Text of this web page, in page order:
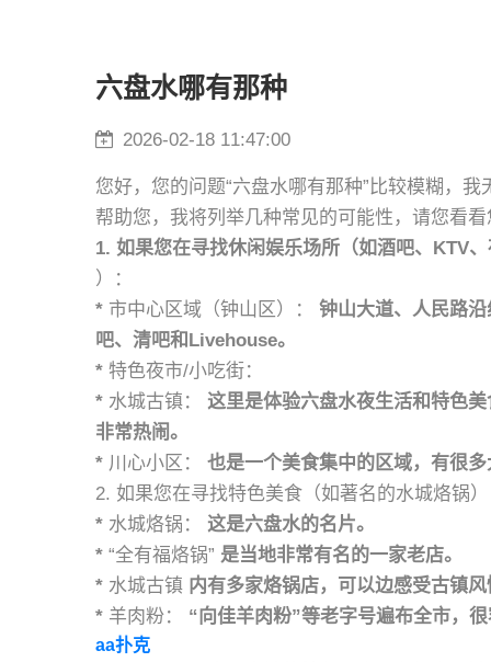
六盘水哪有那种
2026-02-18 11:47:00
您好，您的问题“六盘水哪有那种”比较模糊，
帮助您，我将列举几种常见的可能性，请您看
1. 如果您在寻找休闲娱乐场所（如酒吧、KTV
）：
* 市中心区域（钟山区）：
钟山大道、人民路
吧、清吧和Livehouse。
* 特色夜市/小吃街：
* 水城古镇：
这里是体验六盘水夜生活和特色
非常热闹。
* 川心小区：
也是一个美食集中的区域，有很
2. 如果您在寻找特色美食（如著名的水城烙锅
* 水城烙锅：
这是六盘水的名片。
* “全有福烙锅” 是当地非常有名的一家老店。
* 水城古镇 内有多家烙锅店，可以边感受古镇
* 羊肉粉： “向佳羊肉粉”等老字号遍布全市，
aa扑克